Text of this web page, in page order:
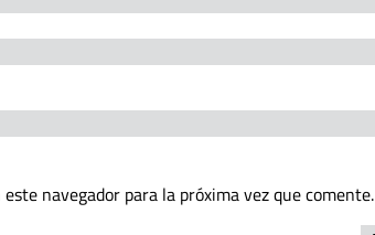
navegador para la próxima vez que comente.